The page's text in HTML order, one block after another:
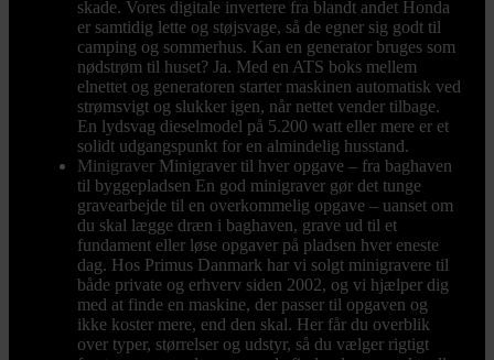
skade. Vores digitale invertere fra blandt andet Honda
er samtidig lette og støjsvage, så de egner sig godt til
camping og sommerhus. Kan en generator bruges som
nødstrøm til huset? Ja. Med en ATS boks mellem
elnettet og generatoren starter maskinen automatisk ved
strømsvigt og slukker igen, når nettet vender tilbage.
En lydsvag dieselmodel på 5.200 watt eller mere er et
solidt udgangspunkt for en almindelig husstand.
Minigraver Minigraver til hver opgave – fra baghaven
til byggepladsen En god minigraver gør det tunge
gravearbejde til en overkommelig opgave – uanset om
du skal lægge dræn i baghaven, grave ud til et
fundament eller løse opgaver på pladsen hver eneste
dag. Hos Primus Danmark har vi solgt minigravere til
både private og erhverv siden 2002, og vi hjælper dig
med at finde en maskine, der passer til opgaven og
ikke koster mere, end den skal. Her får du overblik
over typer, størrelser og udstyr, så du vælger rigtigt